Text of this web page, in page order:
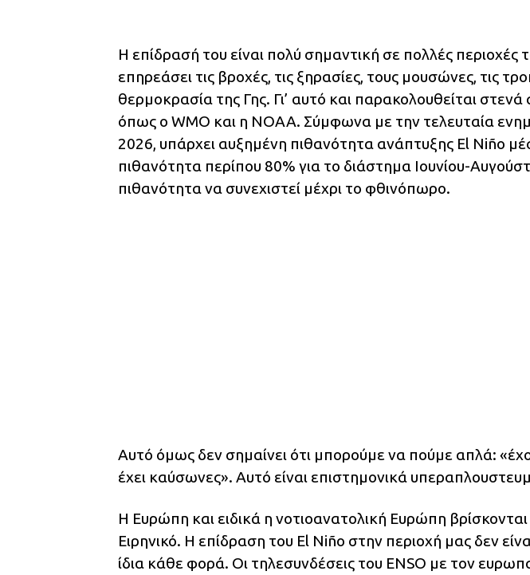
Η επίδρασή του είναι πολύ σημαντική σε πολλές
επηρεάσει τις βροχές, τις ξηρασίες, τους μουσώνες, τις
θερμοκρασία της Γης. Γι’ αυτό και παρακολουθείται
όπως ο WMO και η NOAA. Σύμφωνα με την τελευταία
2026, υπάρχει αυξημένη πιθανότητα ανάπτυξης El Niño
πιθανότητα περίπου 80% για το διάστημα Ιουνίου-
πιθανότητα να συνεχιστεί μέχρι το φθινόπωρο.
Αυτό όμως δεν σημαίνει ότι μπορούμε να πούμε απλά:
έχει καύσωνες». Αυτό είναι επιστημονικά
Η Ευρώπη και ειδικά η νοτιοανατολική Ευρώπη
Ειρηνικό. Η επίδραση του El Niño στην περιοχή μας δεν
ίδια κάθε φορά. Οι τηλεσυνδέσεις του ENSO με τον